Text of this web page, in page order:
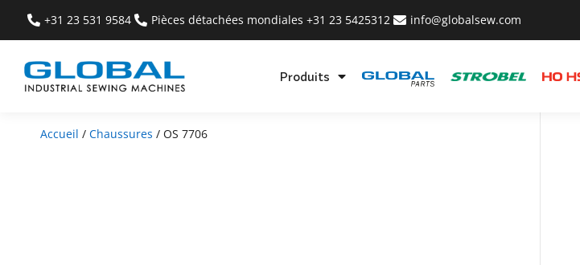
+31 23 531 9584 Pièces détachées mondiales +31 23 5425312 info@globalsew.com
Produits
Accueil / Chaussures / OS 7706